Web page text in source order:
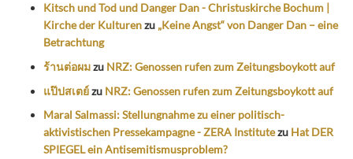
Kitsch und Tod und Danger Dan - Christuskirche Bochum |
Kirche der Kulturenzu „Keine Angst“ von Danger Dan – eine
Betrachtung
ร้านต่อผมzu NRZ: Genossen rufen zum Zeitungsboykott auf
แป๊ปสเตย์zu NRZ: Genossen rufen zum Zeitungsboykott auf
Maral Salmassi: Stellungnahme zu einer politisch-
aktivistischen Pressekampagne - ZERA Institutezu Hat DER
SPIEGEL ein Antisemitismusproblem?